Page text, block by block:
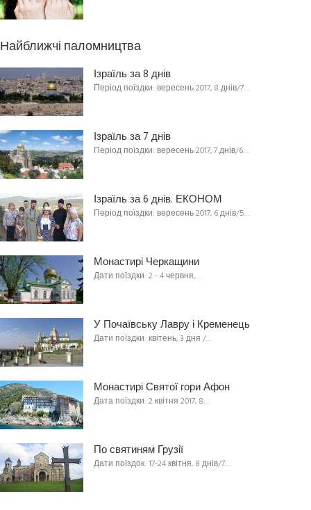
Найближчі паломництва
Ізраїль за 8 днів
Період поїздки: вересень 2017, 8 днів/7…
Ізраїль за 7 днів
Період поїздки: вересень 2017, 7 днів/6…
Ізраїль за 6 днів. ЕКОНОМ
Період поїздки: вересень 2017, 6 днів/5…
Монастирі Черкащини
Дати поїздки: 2 - 4 червня,…
У Почаївську Лавру і Кременець
Дати поїздки: квітень, 3 дня /…
Монастирі Святої гори Афон
Дата поїздки: 2 квітня 2017, 8…
По святиням Грузії
Дати поїздок: 17-24 квітня, 8 днів/7…